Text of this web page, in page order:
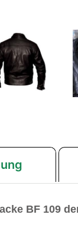
BF 109